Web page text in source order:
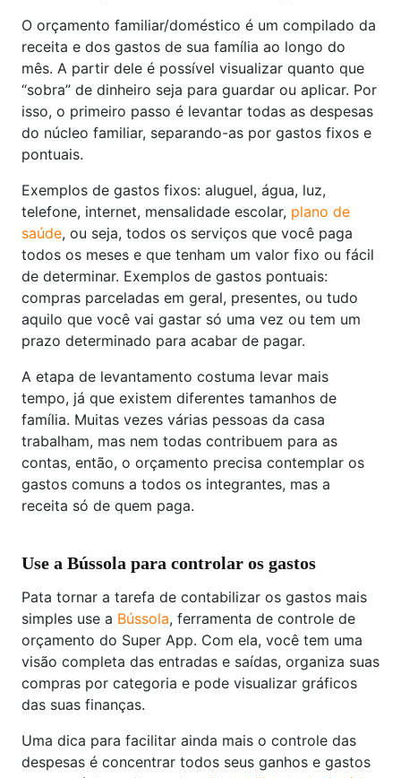
O orçamento familiar/doméstico é um compilado da
receita e dos gastos de sua família ao longo do
mês. A partir dele é possível visualizar quanto que
“sobra” de dinheiro seja para guardar ou aplicar. Por
isso, o primeiro passo é levantar todas as despesas
do núcleo familiar, separando-as por gastos fixos e
pontuais.
Exemplos de gastos fixos: aluguel, água, luz,
telefone, internet, mensalidade escolar, plano de
saúde, ou seja, todos os serviços que você paga
todos os meses e que tenham um valor fixo ou fácil
de determinar. Exemplos de gastos pontuais:
compras parceladas em geral, presentes, ou tudo
aquilo que você vai gastar só uma vez ou tem um
prazo determinado para acabar de pagar.
A etapa de levantamento costuma levar mais
tempo, já que existem diferentes tamanhos de
família. Muitas vezes várias pessoas da casa
trabalham, mas nem todas contribuem para as
contas, então, o orçamento precisa contemplar os
gastos comuns a todos os integrantes, mas a
receita só de quem paga.
Use a Bússola para controlar os gastos
Pata tornar a tarefa de contabilizar os gastos mais
simples use a Bússola, ferramenta de controle de
orçamento do Super App. Com ela, você tem uma
visão completa das entradas e saídas, organiza suas
compras por categoria e pode visualizar gráficos
das suas finanças.
Uma dica para facilitar ainda mais o controle das
despesas é concentrar todos seus ganhos e gastos